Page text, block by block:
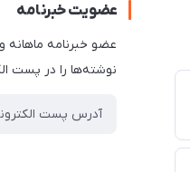
عضویت خبرنامه
عضو خبرنامه
نوشته‌ها را در پست